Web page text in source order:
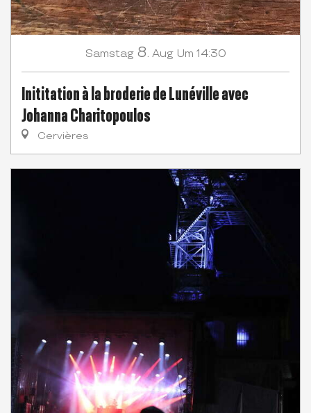
Samstag 8. Aug Um 14:30
Inititation à la broderie de Lunéville avec
Johanna Charitopoulos
Cervières